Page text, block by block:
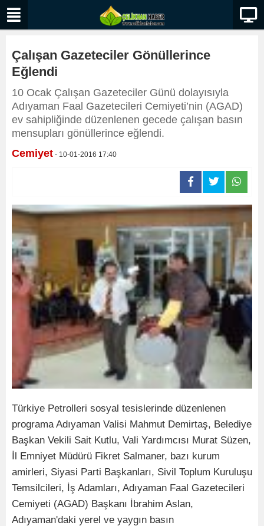
Çalışan Gazeteciler Gönüllerince
Eğlendi
10 Ocak Çalışan Gazeteciler Günü dolayısıyla
Adıyaman Faal Gazetecileri Cemiyeti’nin (AGAD)
ev sahipliğinde düzenlenen gecede çalışan basın
mensupları gönüllerince eğlendi.
Cemiyet - 10-01-2016 17:40
Türkiye Petrolleri sosyal tesislerinde düzenlenen
programa Adıyaman Valisi Mahmut Demirtaş, Belediye
Başkan Vekili Sait Kutlu, Vali Yardımcısı Murat Süzen,
İl Emniyet Müdürü Fikret Salmaner, bazı kurum
amirleri, Siyasi Parti Başkanları, Sivil Toplum Kuruluşu
Temsilcileri, İş Adamları, Adıyaman Faal Gazetecileri
Cemiyeti (AGAD) Başkanı İbrahim Aslan,
Adıyaman'daki yerel ve yaygın basın